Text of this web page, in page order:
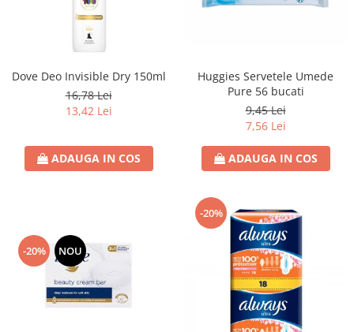
Dove Deo Invisible Dry 150ml
16,78 Lei
13,42 Lei
ADAUGA IN COS
Huggies Servetele Umede
Pure 56 bucati
9,45 Lei
7,56 Lei
ADAUGA IN COS
-20% NOU
-20%